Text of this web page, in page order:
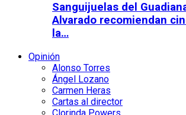
Sanguijuelas del
Alvarado recomiendan
la…
Opinión
Alonso Torres
Ángel Lozano
Carmen Heras
Cartas al director